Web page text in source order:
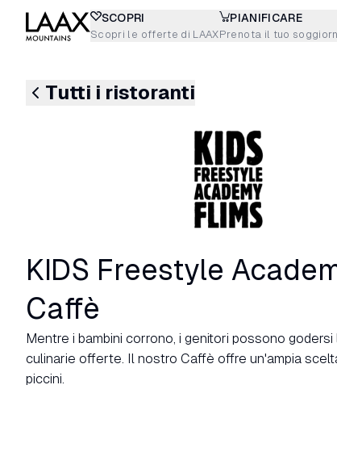
SCOPRI
Scopri le offerte di LAAX
PIANIFICARE
Prenota il tuo
Tutti i ristoranti
KIDS Freestyle
Caffè
Mentre i bambini corrono, i genitori possono godersi
culinarie offerte. Il nostro Caffè offre un'ampia
piccini.